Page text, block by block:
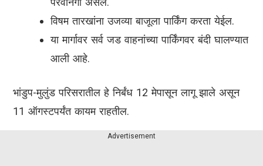
विषम तारखांना उजव्या बाजूला पार्किंग करता येईल.
या मार्गावर सर्व जड वाहनांच्या पार्किंगवर बंदी घालण्यात
आली आहे.
भांडुप-मुलुंड परिसरातील हे निर्बंध 12 मेपासून लागू झाले असून
11 ऑगस्टपर्यंत कायम राहतील.
Advertisement